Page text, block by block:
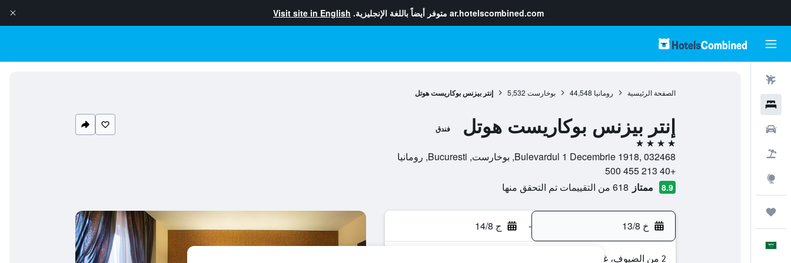
ar.hotelscombined.com متوفر أيضاً باللغة الإنجليزية. Visit site in English
الصفحة الرئيسية رومانيا 44,548 بوخارست 5,532 إنتر بيزنس بوكاريست هوتل
إنتر بيزنس بوكاريست هوتل فندق
4 نجوم
Bulevardul 1 Decembrie 1918, 032468, بوخارست, Bucuresti, رومانيا
+40 213 455 500
8.9 ممتاز 618 من التقييمات تم التحقق منها
خ 13/8 - ج 14/8
2 من الضيوف، غرفة واحدة